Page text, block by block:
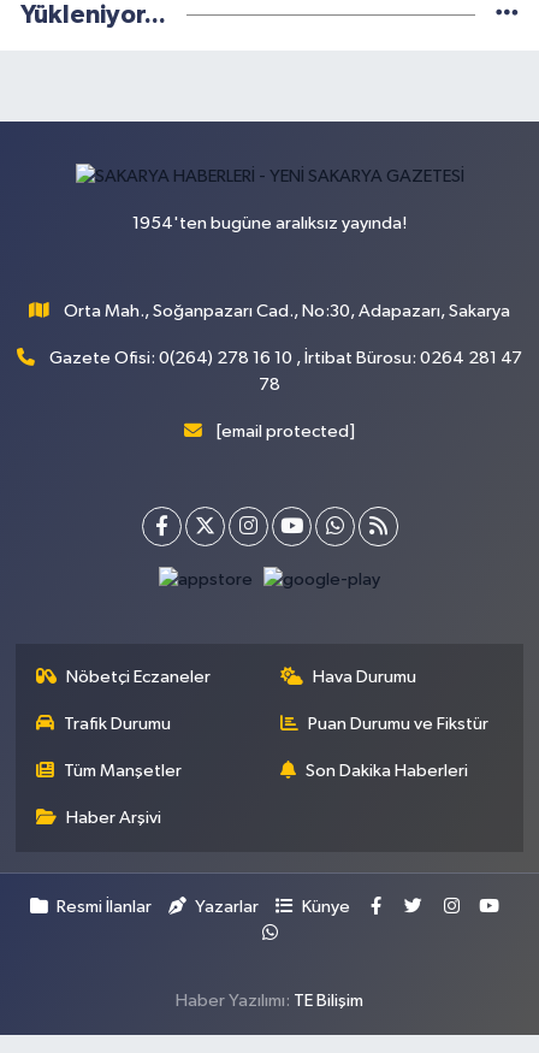
Yükleniyor...
1954'ten bugüne aralıksız yayında!
Orta Mah., Soğanpazarı Cad., No:30, Adapazarı, Sakarya
Gazete Ofisi: 0(264) 278 16 10 , İrtibat Bürosu: 0264 281 47
78
[email protected]
Nöbetçi Eczaneler Hava Durumu
Trafik Durumu Puan Durumu ve Fikstür
Tüm Manşetler Son Dakika Haberleri
Haber Arşivi
Resmi İlanlar Yazarlar Künye
Haber Yazılımı: TE Bilişim